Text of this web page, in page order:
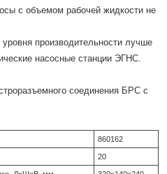
с объемом рабочей жидкости не
производительности лучше
насосные станции ЭГНС.
соединения БРС с
860162
20